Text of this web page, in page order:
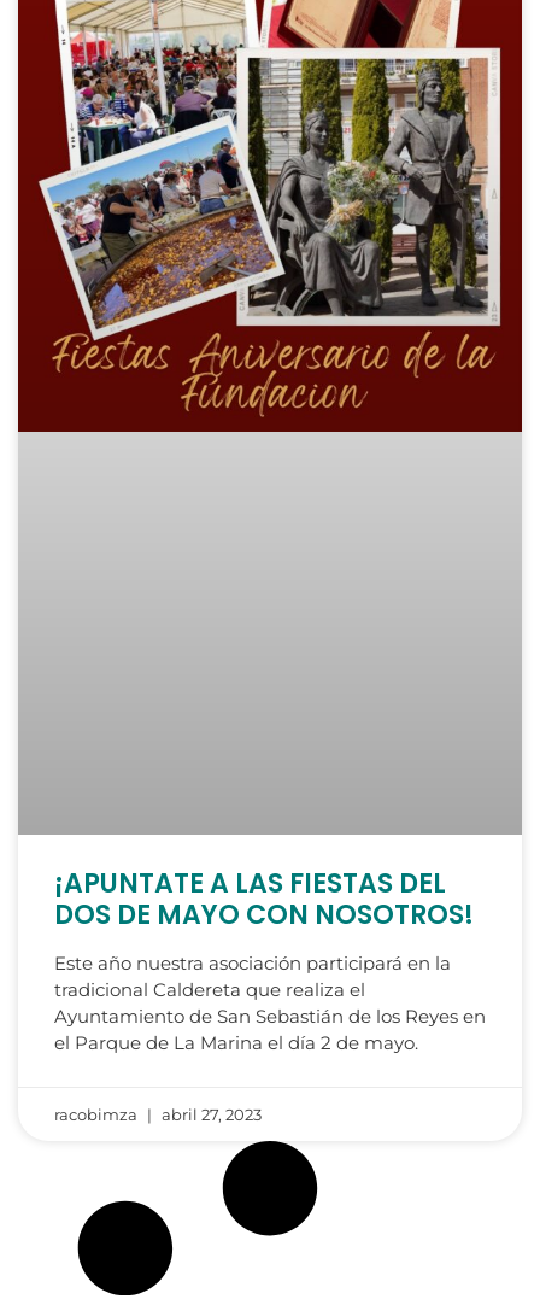
¡APUNTATE A LAS FIESTAS DEL
DOS DE MAYO CON NOSOTROS!
Este año nuestra asociación participará en la
tradicional Caldereta que realiza el
Ayuntamiento de San Sebastián de los Reyes en
el Parque de La Marina el día 2 de mayo.
racobimza abril 27, 2023